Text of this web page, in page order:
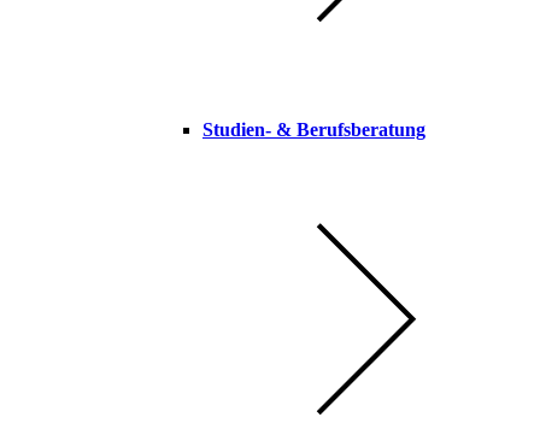
Studien-​ & Berufsberatung